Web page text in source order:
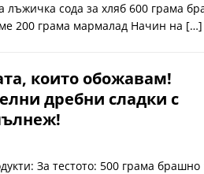
лъжичка сода за хляб 600 грама
200 грама мармалад Начин на […]
които обожавам!
дребни сладки с
За тестото: 500 грама брашно